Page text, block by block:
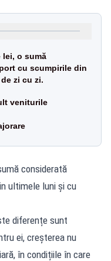
lei, o sumă
cu scumpirile din
zi cu zi.
veniturile
considerată
ultimele luni și cu
diferențe sunt
ei, creșterea nu
în condițiile în care